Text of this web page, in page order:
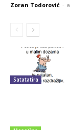
Zoran Todorović -
Satatatira